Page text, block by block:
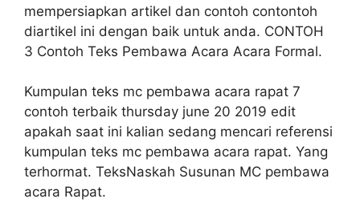
mempersiapkan artikel dan contoh contontoh
diartikel ini dengan baik untuk anda. CONTOH
3 Contoh Teks Pembawa Acara Acara Formal.
Kumpulan teks mc pembawa acara rapat 7
contoh terbaik thursday june 20 2019 edit
apakah saat ini kalian sedang mencari referensi
kumpulan teks mc pembawa acara rapat. Yang
terhormat. TeksNaskah Susunan MC pembawa
acara Rapat.